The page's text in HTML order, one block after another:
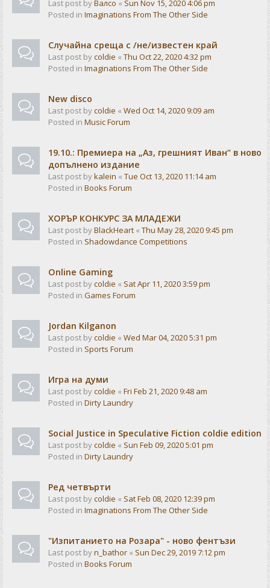
Last post byВалсо « Sun Nov 15, 2020 4:06 pm
Posted in Imaginations From The Other Side
Случайна среща с /не/известен край
Last post bycoldie « Thu Oct 22, 2020 4:32 pm
Posted in Imaginations From The Other Side
New disco
Last post bycoldie « Wed Oct 14, 2020 9:09 am
Posted in Music Forum
19.10.: Премиера на „Аз, грешният Иван“ в ново
допълнено издание
Last post bykalein « Tue Oct 13, 2020 11:14 am
Posted in Books Forum
ХОРЪР КОНКУРС ЗА МЛАДЕЖИ
Last post byBlackHeart « Thu May 28, 2020 9:45 pm
Posted in Shadowdance Competitions
Online Gaming
Last post bycoldie « Sat Apr 11, 2020 3:59 pm
Posted in Games Forum
Jordan Kilganon
Last post bycoldie « Wed Mar 04, 2020 5:31 pm
Posted in Sports Forum
Игра на думи
Last post bycoldie « Fri Feb 21, 2020 9:48 am
Posted in Dirty Laundry
Social Justice in Speculative Fiction coldie edition
Last post bycoldie « Sun Feb 09, 2020 5:01 pm
Posted in Dirty Laundry
Ред четвърти
Last post bycoldie « Sat Feb 08, 2020 12:39 pm
Posted in Imaginations From The Other Side
"Изпитанието на Розара" - ново фентъзи
Last post byn_bathor « Sun Dec 29, 2019 7:12 pm
Posted in Books Forum